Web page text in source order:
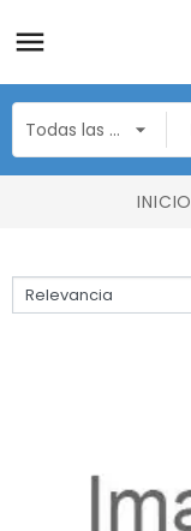
INICIO